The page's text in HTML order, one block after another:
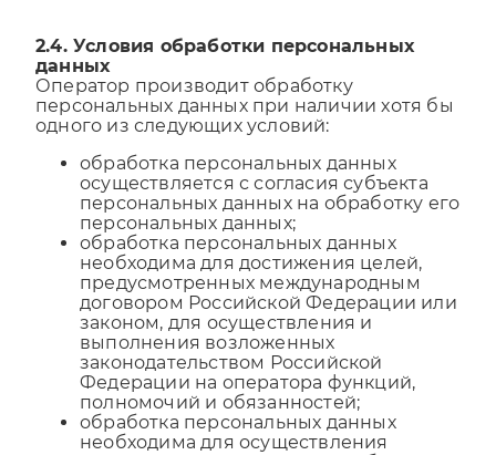
2.4. Условия обработки персональных
данных
Оператор производит обработку
персональных данных при наличии хотя бы
одного из следующих условий:
обработка персональных данных
осуществляется с согласия субъекта
персональных данных на обработку его
персональных данных;
обработка персональных данных
необходима для достижения целей,
предусмотренных международным
договором Российской Федерации или
законом, для осуществления и
выполнения возложенных
законодательством Российской
Федерации на оператора функций,
полномочий и обязанностей;
обработка персональных данных
необходима для осуществления